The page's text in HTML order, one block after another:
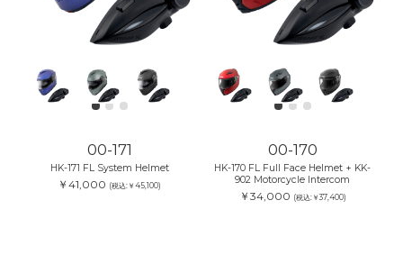
00-171
HK-171 FL System Helmet
￥41,000 (税込:￥45,100)
00-170
HK-170 FL Full Face Helmet + KK-
902 Motorcycle Intercom
￥34,000 (税込:￥37,400)